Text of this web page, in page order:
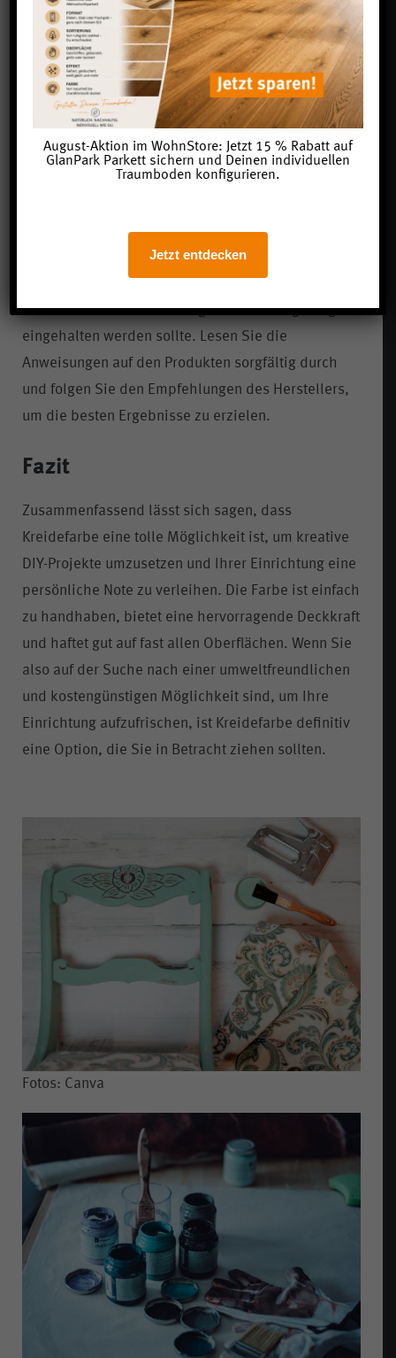
eine Teilfläche der Wand farblich
absetzen.
Nachdem Sie Ihre DIY-Projekte mit Kreidefarbe
abgeschlossen haben, ist es ratsam, eine
schützen und ihre Haltbarkeit zu erhöhen. Eine
Kreidefarbe vor dem Auftragen der Versiegelung
eingehalten werden sollte. Lesen Sie die
Anweisungen auf den Produkten sorgfältig durch
und folgen Sie den Empfehlungen des Herstellers,
um die besten Ergebnisse zu erzielen.
Fazit
Zusammenfassend lässt sich sagen, dass
Kreidefarbe eine tolle Möglichkeit ist, um kreative
DIY-Projekte umzusetzen und Ihrer Einrichtung eine
persönliche Note zu verleihen. Die Farbe ist einfach
zu handhaben, bietet eine hervorragende Deckkraft
und haftet gut auf fast allen Oberflächen. Wenn Sie
also auf der Suche nach einer umweltfreundlichen
und kostengünstigen Möglichkeit sind, um Ihre
Einrichtung aufzufrischen, ist Kreidefarbe definitiv
eine Option, die Sie in Betracht ziehen sollten.
Fotos: Canva
August-Aktion im WohnStore: Jetzt 15 % Rabatt auf
GlanPark Parkett sichern und Deinen individuellen
Traumboden konfigurieren.
Jetzt entdecken